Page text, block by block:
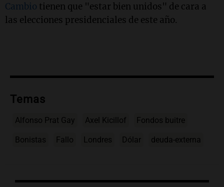
Cambio tienen que "estar bien unidos" de cara a
las elecciones presidenciales de este año.
Temas
Alfonso Prat Gay Axel Kicillof Fondos buitre
Bonistas Fallo Londres Dólar deuda-externa